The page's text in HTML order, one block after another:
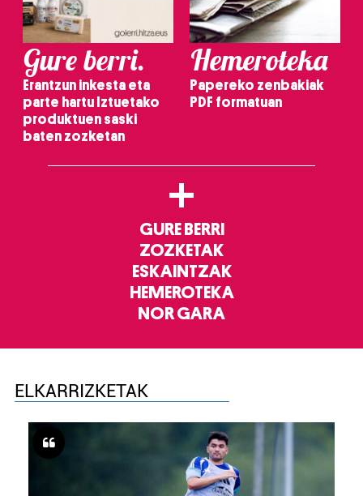
Gure berri.
Erantzun inkesta eta
parte hartu Iztuetako
produktuen saski
baten zozketan
Hemeroteka
Papereko zenbakiak
PDF formatuan
+
GURE BERRI
ZOZKETAK
ESKAINTZAK
HEMEROTEKA
NOR GARA
ELKARRIZKETAK